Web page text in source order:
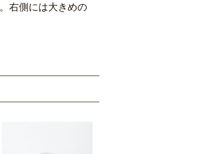
右側には大きめの